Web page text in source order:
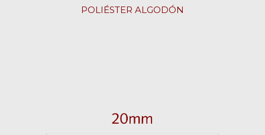
POLIÉSTER ALGODÓN